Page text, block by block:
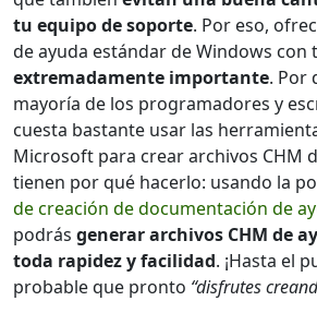
tu equipo de soporte. Por eso,
de ayuda estándar de Windows con
extremadamente importante. Por
mayoría de los programadores y
cuesta bastante usar las
Microsoft para crear archivos CHM
tienen por qué hacerlo: usando la
de creación de documentación de
podrás generar archivos CHM de
toda rapidez y facilidad. ¡Hasta el
probable que pronto “disfrutes